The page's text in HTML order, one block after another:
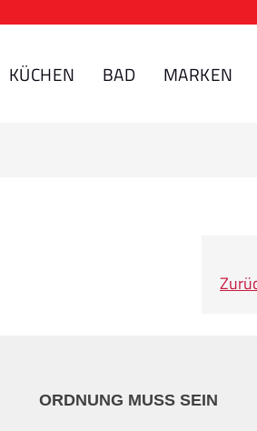
KÜCHEN BAD MARKEN
ORDNUNG MUSS SEIN